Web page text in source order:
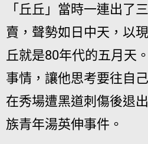
「丘丘」當時一連出了
賣，聲勢如日中天，以
丘就是80年代的五月天
事情，讓他思考要往自
在秀場遭黑道刺傷後退
族青年湯英伸事件。